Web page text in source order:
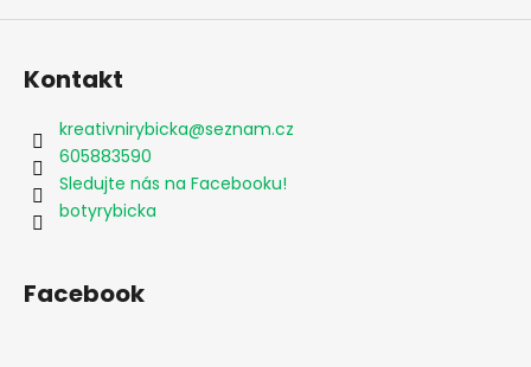
Kontakt
kreativnirybicka@seznam.cz
605883590
Sledujte nás na Facebooku!
botyrybicka
Facebook